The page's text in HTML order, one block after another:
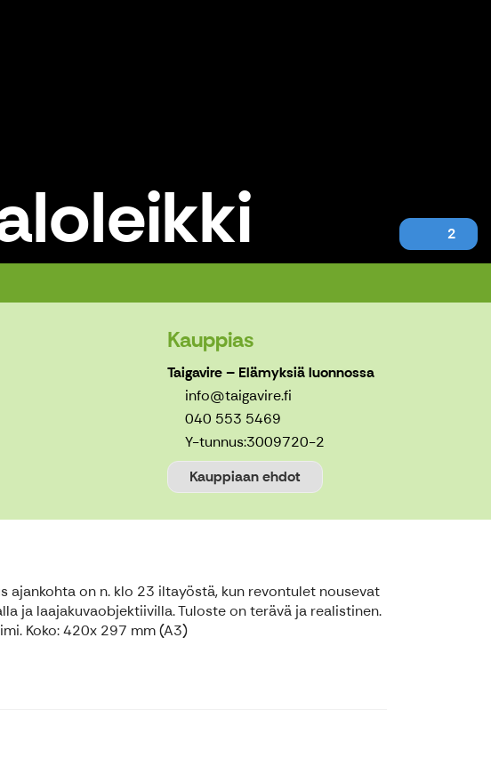
2
Kauppias
Taigavire – Elämyksiä luonnossa
info@taigavire.fi
040 553 5469
Y-tunnus:3009720-2
Kauppiaan ehdot
on n. klo 23 iltayöstä, kun revontulet nousevat
ja laajakuvaobjektiivilla. Tuloste on terävä ja realistinen.
Koko: 420x 297 mm (A3)